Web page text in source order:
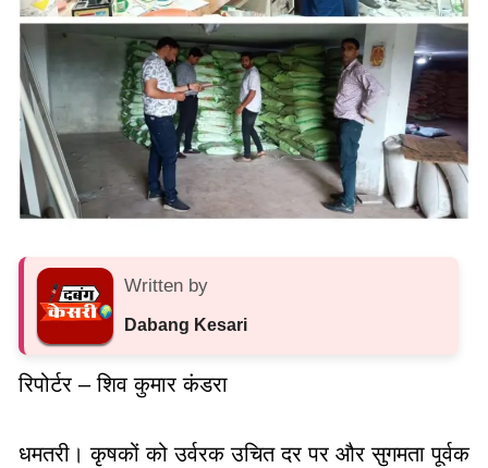
Written by
Dabang Kesari
रिपोर्टर – शिव कुमार कंडरा
धमतरी। कृषकों को उर्वरक उचित दर पर और सुगमता पूर्वक